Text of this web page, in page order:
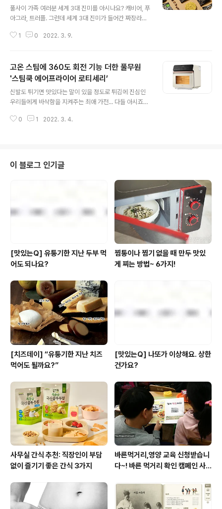
풀사이 가족 여러분 세계 3대 진미를 아시나요? 캐비어, 푸
아그라, 트러플. 그런데 세계 3대 진미가 들어간 짜장라면
로 짜장 고유의 깊고 진항 맛을 구현한 풀무원 '로스팅 짜장
리에겐 송로버섯이라는 이름으로 익숙한 트러플은 깊고 진
한 숲의 향기와 신선한 땅 내음으로 한 방울만 넣어도 세상
모든 요리가 진미로 변한다고 할 정도인데요. 최상급 트러
플의 경우 금이나 은같은 귀금속 보다도 비싸다고 하는데
풀무원 '로스팅 짜장면' 역시 트러플 오일로 맛과 향을 진하
1 0 2022. 3. 9.
고온 스팀에 360도 회전 기능 더한 풀무원
'스팀쿡 에어프라이어 로티세리’
신발도 튀기면 맛있다는 말이 있을 정도로 튀김에 진심인
우리들에게 바삭함을 지켜주는 최애 가전... 다들 아시죠?
요. 지난해 풀무원에서 출시한 고온 스팀 기술이 탑재된 오
팀 세척’ 기능이 특징인데요. 이번에 새롭게 '로티세리' 기
능이 추가 된 신제품이 출시 됐다고 해요. 바로 '스팀쿡 에
어프라이어 로티세리' 인데요. 고기를 쇠꼬챙이에 끼워 회
전하며 굽는 기구를 의미하는 로티세리(Rotisserie). '스
팀쿡 에어프라이어 로티세리'의 이 기능을 활용하면 열전
도율을 높여 뒤집는..
0 1 2022. 3. 4.
이 블로그 인기글
[맛있는Q] 유통기한 지난 두부 먹
어도 되나요?
찜통이나 찜기 없을 때 만두 맛있
게 찌는 방법~ 6가지!
[치즈데이] “유통기한 지난 치즈
먹어도 될까요?”
[맛있는Q] 나또가 이상해요. 상한
건가요?
사무실 간식 추천: 직장인이 부담
없이 즐기기 좋은 간식 3가지
바른먹거리,영양 교육 신청받습니
다~! 바른 먹거리 확인 캠페인 사